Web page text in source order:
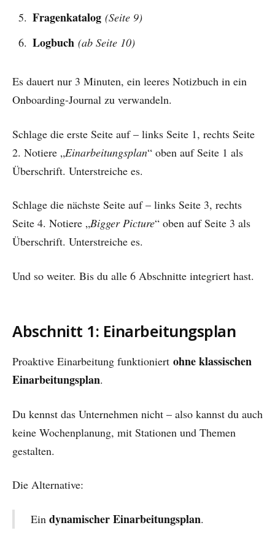
Fragenkatalog (Seite 9)
Logbuch (ab Seite 10)
Es dauert nur 3 Minuten, ein leeres Notizbuch in ein
Onboarding-Journal zu verwandeln.
Schlage die erste Seite auf – links Seite 1, rechts Seite
2. Notiere „Einarbeitungsplan“ oben auf Seite 1 als
Überschrift. Unterstreiche es.
Schlage die nächste Seite auf – links Seite 3, rechts
Seite 4. Notiere „Bigger Picture“ oben auf Seite 3 als
Überschrift. Unterstreiche es.
Und so weiter. Bis du alle 6 Abschnitte integriert hast.
Abschnitt 1: Einarbeitungsplan
Proaktive Einarbeitung funktioniert ohne klassischen
Einarbeitungsplan.
Du kennst das Unternehmen nicht – also kannst du auch
keine Wochenplanung, mit Stationen und Themen
gestalten.
Die Alternative:
Ein dynamischer Einarbeitungsplan.